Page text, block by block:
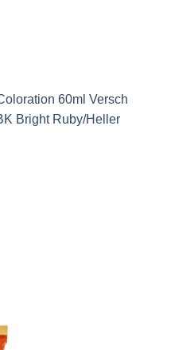
60ml Versch
Bright Ruby/Heller